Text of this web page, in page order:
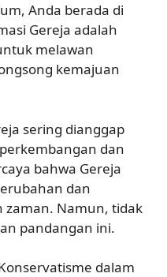
Anda berada di
Gereja adalah
melawan
kemajuan
sering dianggap
dan
bahwa Gereja
dan
Namun, tidak
pandangan ini.
dalam